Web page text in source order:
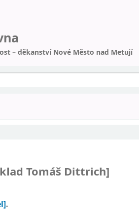
– děkanství Nové Město nad Metují
Tomáš Dittrich]
.